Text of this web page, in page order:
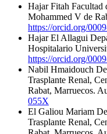
Hajar Fitah Facultad
Mohammed V de
https://orcid.org/
Hajar El Allagui
Hospitalario
https://orcid.org/
Nabil Hmaidouch
Trasplante Renal,
Rabat, Marruecos.
055X
El Galiou Mariam
Trasplante Renal,